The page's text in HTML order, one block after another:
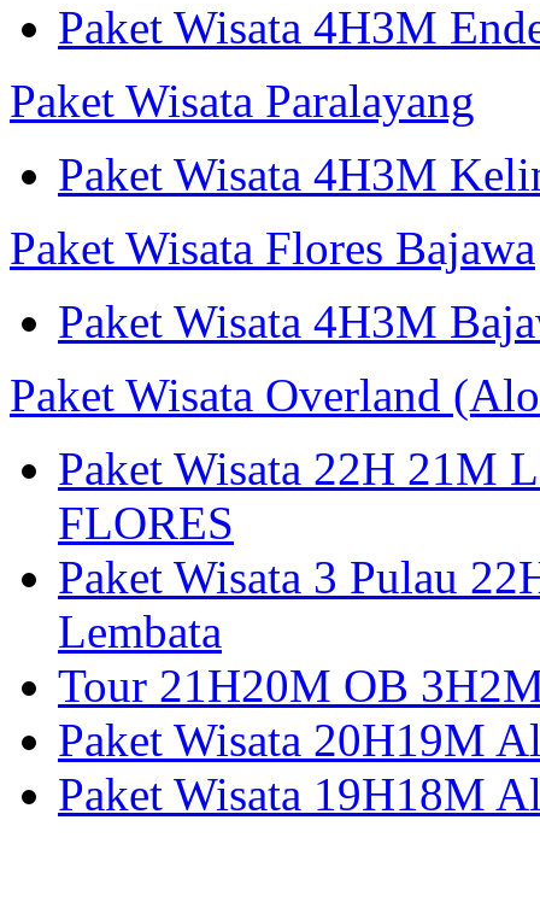
Paket Wisata 4H3M
Paket Wisata Paralayang
Paket Wisata 4H3M
Paket Wisata Flores Bajawa
Paket Wisata 4H3M
Paket Wisata Overland
Paket Wisata 22H 21M
FLORES
Paket Wisata 3 Pulau
Lembata
Tour 21H20M OB
Paket Wisata 20H19M
Paket Wisata 19H18M